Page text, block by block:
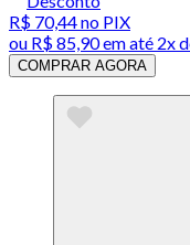
R$ 70,44no PIX
ou R$ 85,90em até 2x
COMPRAR AGORA